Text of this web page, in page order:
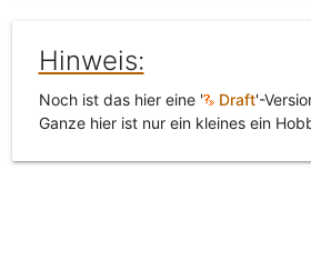
Hinweis:
Noch ist das hier eine ' Draft'-
Ganze hier ist nur ein kleines ein